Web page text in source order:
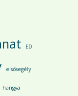
ED
elsősegély
hangya